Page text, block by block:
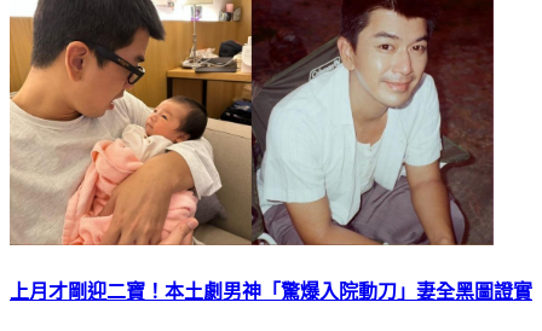
上月才剛迎二寶！本土劇男神「驚爆入院動刀」妻全黑圖證實